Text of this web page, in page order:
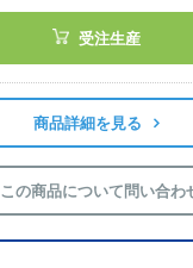
受注生産
商品詳細を見る
この商品について問い合わ